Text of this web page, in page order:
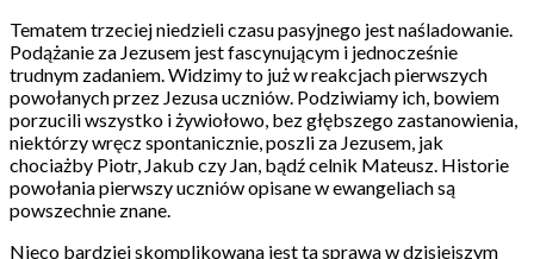
Tematem trzeciej niedzieli czasu pasyjnego jest naśladowanie.
Podążanie za Jezusem jest fascynującym i jednocześnie
trudnym zadaniem. Widzimy to już w reakcjach pierwszych
powołanych przez Jezusa uczniów. Podziwiamy ich, bowiem
porzucili wszystko i żywiołowo, bez głębszego zastanowienia,
niektórzy wręcz spontanicznie, poszli za Jezusem, jak
chociażby Piotr, Jakub czy Jan, bądź celnik Mateusz. Historie
powołania pierwszy uczniów opisane w ewangeliach są
powszechnie znane.
Nieco bardziej skomplikowana jest ta sprawa w dzisiejszym